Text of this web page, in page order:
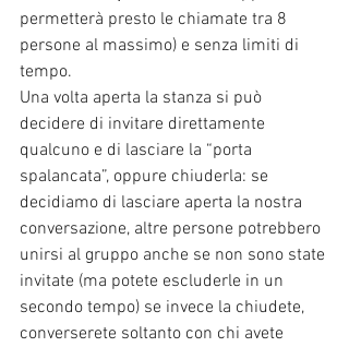
permetterà presto le chiamate tra 8
persone al massimo) e senza limiti di
tempo.
Una volta aperta la stanza si può
decidere di invitare direttamente
qualcuno e di lasciare la “porta
spalancata”, oppure chiuderla: se
decidiamo di lasciare aperta la nostra
conversazione, altre persone potrebbero
unirsi al gruppo anche se non sono state
invitate (ma potete escluderle in un
secondo tempo) se invece la chiudete,
converserete soltanto con chi avete